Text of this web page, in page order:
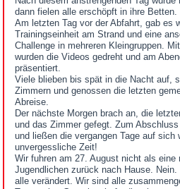
dann fielen alle erschöpft in ihre Betten.
Am letzten Tag vor der Abfahrt, gab es
Trainingseinheit am Strand und eine
Challenge in mehreren Kleingruppen.
wurden die Videos gedreht und am
präsentiert.
Viele blieben bis spät in die Nacht auf,
Zimmern und genossen die letzten
Abreise.
Der nächste Morgen brach an, die
und das Zimmer gefegt. Zum
und ließen die vergangen Tage auf sich
unvergessliche Zeit!
Wir fuhren am 27. August nicht als eine
Jugendlichen zurück nach Hause.
alle verändert. Wir sind alle